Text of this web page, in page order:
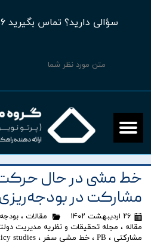
سؤالی دارید؟ تماس بگیرید 02188970256
خط مشی در حال
مشارکت در
۲۶ اردیبهشت ۱۴۰۲ مقالات ،
مقاله ، مجله تحقیقات و نظریه مدیریت
مشارکتی ، PB ، خط مشی سفر ، studies